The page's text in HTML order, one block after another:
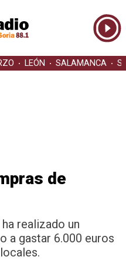
LEÓN SALAMANCA
de
realizado un
a gastar 6.000 euros